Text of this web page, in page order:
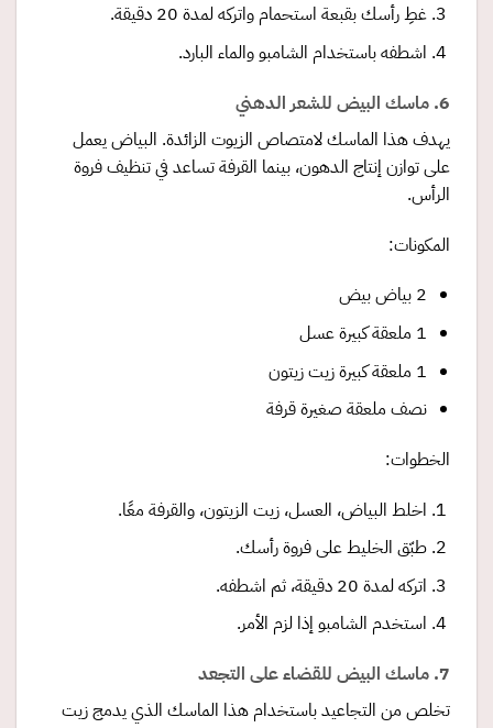
غطِ رأسك بقبعة استحمام واتركه لمدة 20 دقيقة.
اشطفه باستخدام الشامبو والماء البارد.
6. ماسك البيض للشعر الدهني
يهدف هذا الماسك لامتصاص الزيوت الزائدة. البياض يعمل
على توازن إنتاج الدهون، بينما القرفة تساعد في تنظيف فروة
الرأس.
المكونات:
2 بياض بيض
1 ملعقة كبيرة عسل
1 ملعقة كبيرة زيت زيتون
نصف ملعقة صغيرة قرفة
الخطوات:
اخلط البياض، العسل، زيت الزيتون، والقرفة معًا.
طبّق الخليط على فروة رأسك.
اتركه لمدة 20 دقيقة، ثم اشطفه.
استخدم الشامبو إذا لزم الأمر.
7. ماسك البيض للقضاء على التجعد
تخلص من التجاعيد باستخدام هذا الماسك الذي يدمج زيت